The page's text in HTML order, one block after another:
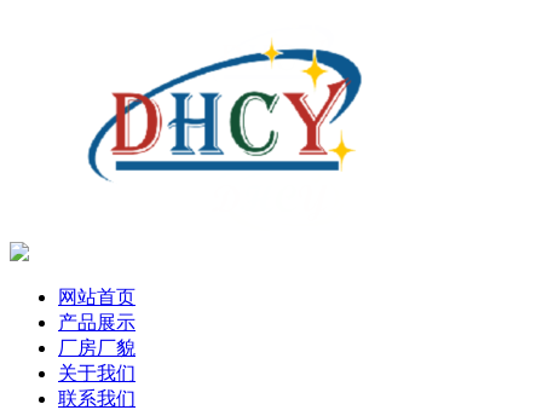
网站首页
产品展示
厂房厂貌
关于我们
联系我们